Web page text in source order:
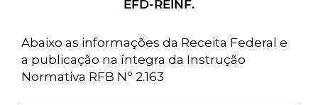
EFD-REINF.
Abaixo as informações da Receita Federal e
a publicação na íntegra da Instrução
Normativa RFB Nº 2.163